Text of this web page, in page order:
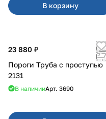
В корзину
23 880 ₽
Пороги Труба с проступью
2131
В наличииАрт. 3690